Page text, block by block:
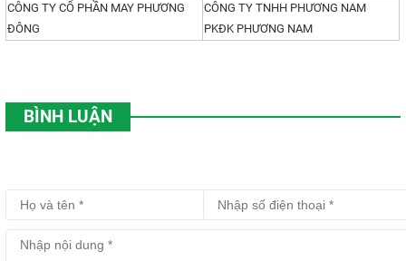
CÔNG TY CỔ PHẦN MAY PHƯƠNG
ĐÔNG
CÔNG TY TNHH PHƯƠNG NAM
PKĐK PHƯƠNG NAM
BÌNH LUẬN